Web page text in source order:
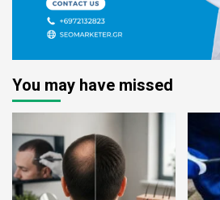
You may have missed